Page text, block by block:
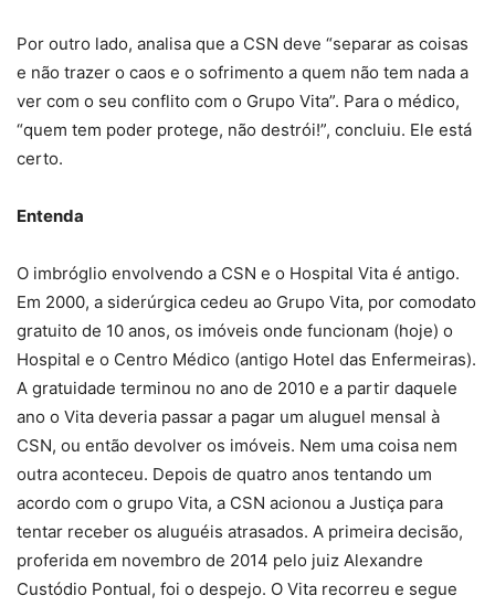
Por outro lado, analisa que a CSN deve “separar as coisas
e não trazer o caos e o sofrimento a quem não tem nada a
ver com o seu conflito com o Grupo Vita”. Para o médico,
“quem tem poder protege, não destrói!”, concluiu. Ele está
certo.
Entenda
O imbróglio envolvendo a CSN e o Hospital Vita é antigo.
Em 2000, a siderúrgica cedeu ao Grupo Vita, por comodato
gratuito de 10 anos, os imóveis onde funcionam (hoje) o
Hospital e o Centro Médico (antigo Hotel das Enfermeiras).
A gratuidade terminou no ano de 2010 e a partir daquele
ano o Vita deveria passar a pagar um aluguel mensal à
CSN, ou então devolver os imóveis. Nem uma coisa nem
outra aconteceu. Depois de quatro anos tentando um
acordo com o grupo Vita, a CSN acionou a Justiça para
tentar receber os aluguéis atrasados. A primeira decisão,
proferida em novembro de 2014 pelo juiz Alexandre
Custódio Pontual, foi o despejo. O Vita recorreu e segue